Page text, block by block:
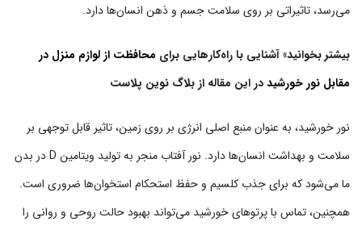
می‌رسد، تاثیراتی بر روی سلامت جسم و ذهن انسان‌ها دارد.
بیشتر بخوانید» آشنایی با راه‌کارهایی برای محافظت از لوازم منزل در
مقابل نور خورشیددر این مقاله از بلاگ نوین پلاست
نور خورشید، به عنوان منبع اصلی انرژی بر روی زمین، تاثیر قابل توجهی بر
سلامت و بهداشت انسان‌ها دارد. نور آفتاب منجر به تولید ویتامین D در بدن
ما می‌شود که برای جذب کلسیم و حفظ استحکام استخوان‌ها ضروری است.
همچنین، تماس با پرتوهای خورشید می‌تواند بهبود حالت روحی و روانی را